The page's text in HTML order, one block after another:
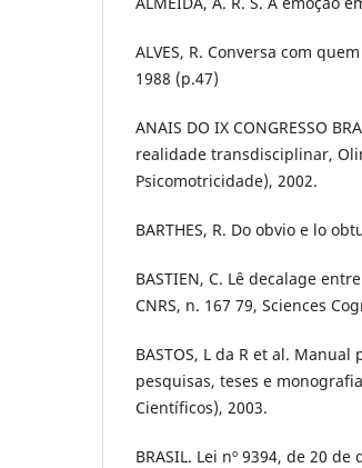
ALVES, R. Conversa com
1988 (p.47)
ANAIS DO IX CONGRESSO
realidade transdisciplinar,
Psicomotricidade), 2002.
BARTHES, R. Do obvio e lo
BASTIEN, C. Lê decalage
CNRS, n. 167 79, Sciences
BASTOS, L da R et al.
pesquisas, teses e
Científicos), 2003.
BRASIL. Lei nº 9394, de 20